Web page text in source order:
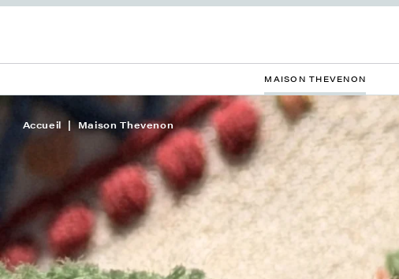
MAISON THEVENON
Accueil Maison Thevenon